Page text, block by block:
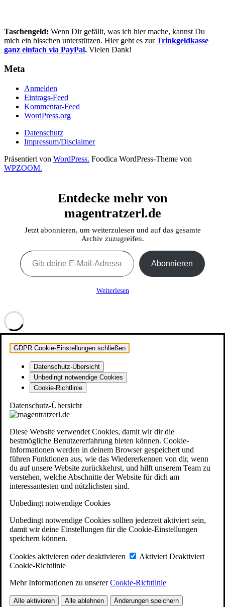
Taschengeld: Wenn Dir gefällt, was ich hier mache, kannst Du
mich ein bisschen unterstützen. Hier geht es zurTrinkgeldkasse
ganz einfach via PayPal. Vielen Dank!
Meta
Anmelden
Eintrags-Feed
Kommentar-Feed
WordPress.org
Datenschutz
Impressum/Disclaimer
Präsentiert von WordPress. Foodica WordPress-Theme von
WPZOOM.
Entdecke mehr von
magentratzerl.de
Jetzt abonnieren, um weiterzulesen und auf das gesamte
Archiv zuzugreifen.
Gib deine E-Mail-Adresse ein ...
Abonnieren
Weiterlesen
GDPR Cookie-Einstellungen schließen
Datenschutz-Übersicht
Unbedingt notwendige Cookies
Cookie-Richtlinie
Datenschutz-Übersicht
Diese Website verwendet Cookies, damit wir dir die
bestmögliche Benutzererfahrung bieten können. Cookie-
Informationen werden in deinem Browser gespeichert und
führen Funktionen aus, wie das Wiedererkennen von dir, wenn
du auf unsere Website zurückkehrst, und hilft unserem Team zu
verstehen, welche Abschnitte der Website für dich am
interessantesten und nützlichsten sind.
Unbedingt notwendige Cookies
Unbedingt notwendige Cookies sollten jederzeit aktiviert sein,
damit wir deine Einstellungen für die Cookie-Einstellungen
speichern können.
Cookies aktivieren oder deaktivieren Aktiviert Deaktiviert
Cookie-Richtlinie
Mehr Informationen zu unsererCookie-Richtlinie
Alle aktivieren Alle ablehnen Änderungen speichern